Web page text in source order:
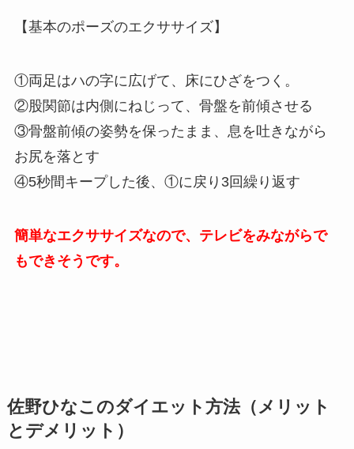
【基本のポーズのエクササイズ】
①両足はハの字に広げて、床にひざをつく。
②股関節は内側にねじって、骨盤を前傾させる
③骨盤前傾の姿勢を保ったまま、息を吐きながら
お尻を落とす
④5秒間キープした後、①に戻り3回繰り返す
簡単なエクササイズなので、テレビをみながらで
もできそうです。
佐野ひなこのダイエット方法（メリット
とデメリット）